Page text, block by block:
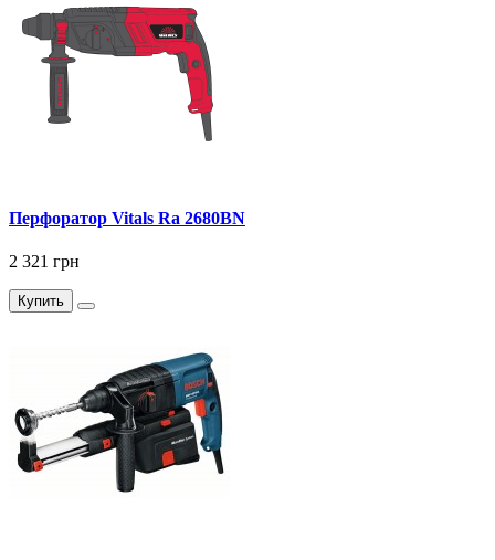
Перфоратор Vitals Ra 2680BN
2 321 грн
Купить